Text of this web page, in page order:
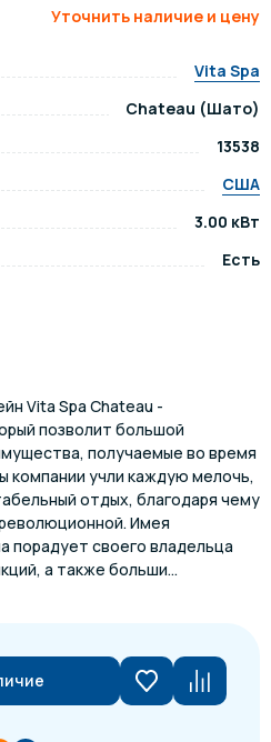
Уточнить наличие и цену
Vita Spa
Chateau (Шато)
13538
США
3.00 кВт
Есть
Vita Spa Chateau -
позволит большой
получаемые во время
компании учли каждую мелочь,
отдых, благодаря чему
Имея
своего владельца
а также больши...